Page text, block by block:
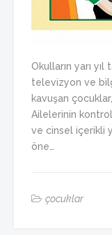
Okulların yarı
televizyon ve
kavuşan
Ailelerinin
ve cinsel içerikli
öne…
çocuklar